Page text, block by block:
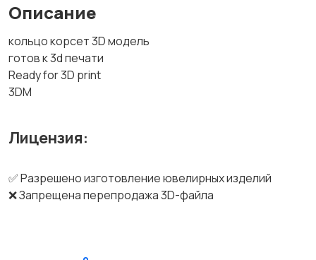
Описание
кольцо корсет 3D модель
готов к 3d печати
Ready for 3D print
3DM
Лицензия:
✅ Разрешено изготовление ювелирных изделий
❌ Запрещена перепродажа 3D-файла